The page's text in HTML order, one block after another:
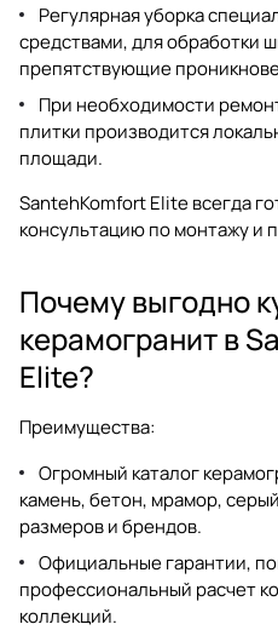
Регулярная уборка
средствами, для обработки
препятствующие
При необходимости
плитки производится
площади.
SantehKomfort Elite всегда
консультацию по монтажу и
Почему выгодно
керамогранит в
Elite?
Преимущества:
Огромный каталог
камень, бетон, мрамор,
размеров и брендов.
Официальные гарантии,
профессиональный расчет
коллекций.